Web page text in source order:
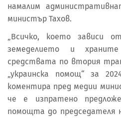
намалим
министър Тахов.
„Всичко, което зависи
земеделието и
средствата по втория
„украинска помощ“ за
коментира пред медии
че е изпратено
помощта до председателя